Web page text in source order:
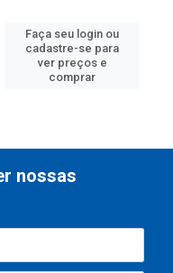
Faça seu login ou
cadastre-se para
ver preços e
comprar
nossas